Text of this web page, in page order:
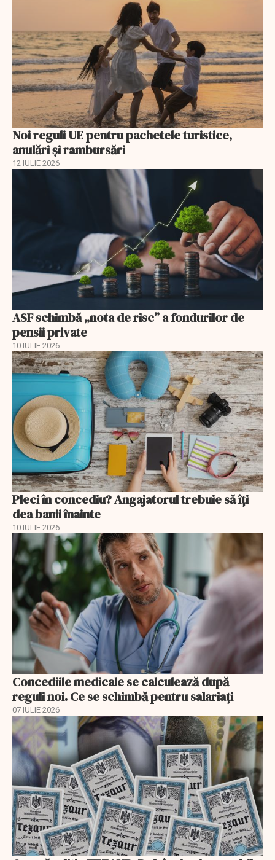
Noi reguli UE pentru pachetele turistice,
anulări și rambursări
12 IULIE 2026
ASF schimbă „nota de risc” a fondurilor de
pensii private
10 IULIE 2026
Pleci în concediu? Angajatorul trebuie să îți
dea banii înainte
10 IULIE 2026
Concediile medicale se calculează după
reguli noi. Ce se schimbă pentru salariați
07 IULIE 2026